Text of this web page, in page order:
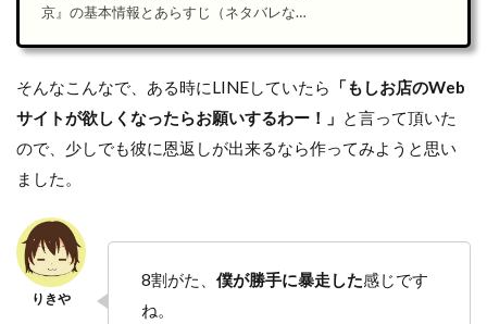
京』の基本情報とあらすじ（ネタバレな
への応用 飲食業以外にも通じる「ものづく
料[…]
そんなこんなで、ある時にLINEしていたら
「もしお店のWeb
サイトが欲しくなったらお願いするわー！」 と言って頂いた
ので、少しでも彼に恩返しが出来るなら作ってみようと思い
ました。
8割がた、 僕が勝手に暴走した感じです
ね。